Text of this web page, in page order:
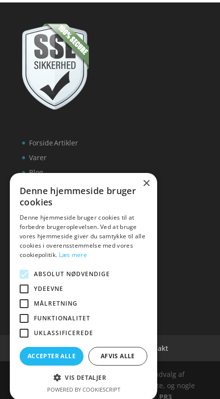
Forside
Varer
Blog
Kontakt
Artikler
hvidevaremagasinet
Tlf: 7876 8672
Mail:
Cookie- og privatlivspolitik Kontakt
Denne hjemmeside samler et bredt udvalg af
spændende varer. Siden er et affiiliatesite, og nogle
links kan være affiliatelinks. Web: PR3
×
Denne hjemmeside bruger
cookies
Denne hjemmeside bruger cookies til at
forbedre brugeroplevelsen. Ved at bruge
vores hjemmeside giver du samtykke til alle
cookies i overensstemmelse med vores
cookiepolitik. Læs mere
ABSOLUT NØDVENDIGE
YDEEVNE
MÅLRETNING
FUNKTIONALITET
UKLASSIFICEREDE
ACCEPTER ALLE AFVIS ALLE
VIS DETALJER
POWERED BY COOKIESCRIPT